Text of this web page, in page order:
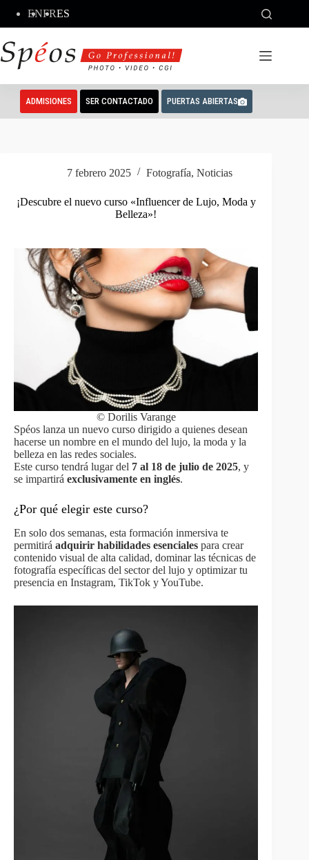
contenido
ENFRES
ADMISIONES SER CONTACTADO PUERTAS ABIERTAS
7 febrero 2025 Fotografía,Noticias
¡Descubre el nuevo curso «Influencer de Lujo, Moda y
Belleza»!
© Dorilis Varange
Spéos lanza un nuevo curso dirigido a quienes desean
hacerse un nombre en el mundo del lujo, la moda y la
belleza en las redes sociales.
Este curso tendrá lugar del 7 al 18 de julio de 2025, y
se impartirá exclusivamente en inglés.
¿Por qué elegir este curso?
En solo dos semanas, esta formación inmersiva te
permitirá adquirir habilidades esenciales para crear
contenido visual de alta calidad, dominar las técnicas de
fotografía específicas del sector del lujo y optimizar tu
presencia en Instagram, TikTok y YouTube.